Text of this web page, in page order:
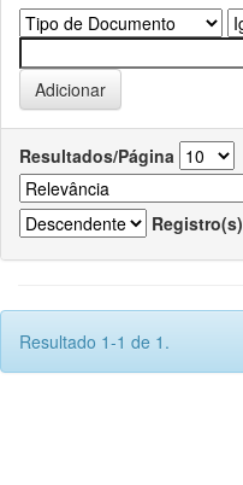
Resultados/Página
Registro(s)
Resultado 1-1 de 1.